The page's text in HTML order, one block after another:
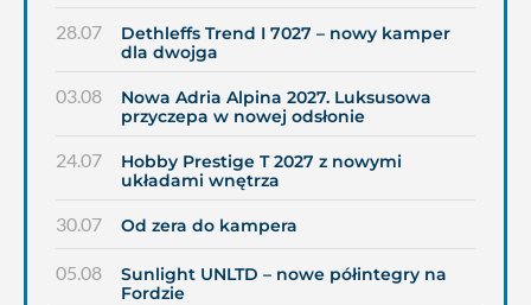
28.07
Dethleffs Trend I 7027 – nowy kamper
dla dwojga
03.08
Nowa Adria Alpina 2027. Luksusowa
przyczepa w nowej odsłonie
24.07
Hobby Prestige T 2027 z nowymi
układami wnętrza
30.07 Od zera do kampera
05.08
Sunlight UNLTD – nowe półintegry na
Fordzie